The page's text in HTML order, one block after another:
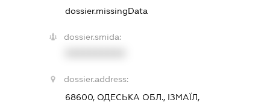
dossier.missingData
dossier.smida:
dossier.address:
68600, ОДЕСЬКА ОБЛ., ІЗМАЇЛ,